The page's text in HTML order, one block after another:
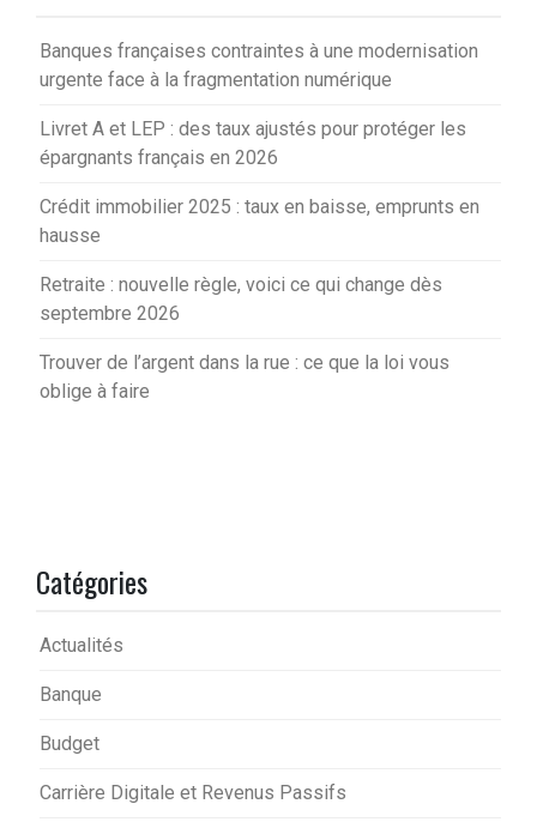
Banques françaises contraintes à une modernisation
urgente face à la fragmentation numérique
Livret A et LEP : des taux ajustés pour protéger les
épargnants français en 2026
Crédit immobilier 2025 : taux en baisse, emprunts en
hausse
Retraite : nouvelle règle, voici ce qui change dès
septembre 2026
Trouver de l’argent dans la rue : ce que la loi vous
oblige à faire
Catégories
Actualités
Banque
Budget
Carrière Digitale et Revenus Passifs